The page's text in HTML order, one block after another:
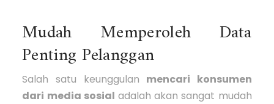
Mudah Memperoleh Data
Penting Pelanggan
Salah satu keunggulan mencari konsumen
dari media sosial adalah akan sangat mudah